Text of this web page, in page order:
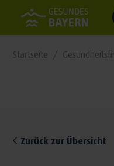
Startseite
Zurück zur Übersicht